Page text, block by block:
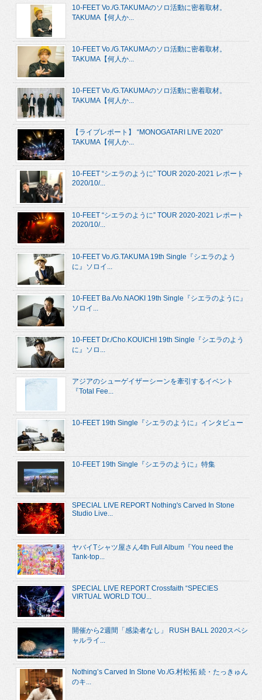
10-FEET Vo./G.TAKUMAのソロ活動に密着取材。
TAKUMA【何人か...
10-FEET Vo./G.TAKUMAのソロ活動に密着取材。
TAKUMA【何人か...
10-FEET Vo./G.TAKUMAのソロ活動に密着取材。
TAKUMA【何人か...
【ライブレポート】 “MONOGATARI LIVE 2020”
TAKUMA【何人か...
10-FEET “シエラのように” TOUR 2020-2021 レポート
2020/10/...
10-FEET “シエラのように” TOUR 2020-2021 レポート
2020/10/...
10-FEET Vo./G.TAKUMA 19th Single『シエラのよう
に』ソロイ...
10-FEET Ba./Vo.NAOKI 19th Single『シエラのように』
ソロイ...
10-FEET Dr./Cho.KOUICHI 19th Single『シエラのよう
に』ソロ...
アジアのシューゲイザーシーンを牽引するイベント
『Total Fee...
10-FEET 19th Single『シエラのように』インタビュー
10-FEET 19th Single『シエラのように』特集
SPECIAL LIVE REPORT Nothing's Carved In Stone
Studio Live...
ヤバイTシャツ屋さん4th Full Album『You need the
Tank-top...
SPECIAL LIVE REPORT Crossfaith “SPECIES
VIRTUAL WORLD TOU...
開催から2週間「感染者なし」 RUSH BALL 2020スペシ
ャルライ...
Nothing’s Carved In Stone Vo./G.村松拓 続・たっきゅん
のキ...